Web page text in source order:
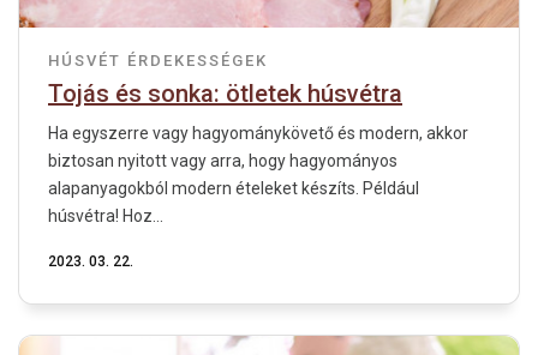
HÚSVÉT ÉRDEKESSÉGEK
Tojás és sonka: ötletek húsvétra
Ha egyszerre vagy hagyománykövető és modern, akkor
biztosan nyitott vagy arra, hogy hagyományos
alapanyagokból modern ételeket készíts. Például
húsvétra! Hoz...
2023. 03. 22.